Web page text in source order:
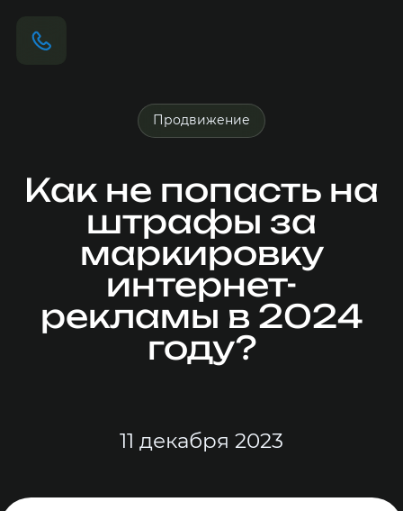
Продвижение
Как не попасть на
штрафы за
маркировку
интернет-
рекламы в 2024
году?
11 декабря 2023